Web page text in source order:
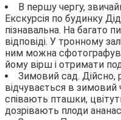
В першу чергу,
Екскурсія по будинку
пізнавальна. На багато
відповіді. У тронному
ним можна
йому вірш і отримати
Зимовий сад. Дійсно,
відчувається в зимовий
співають пташки,
дозрівають плоди